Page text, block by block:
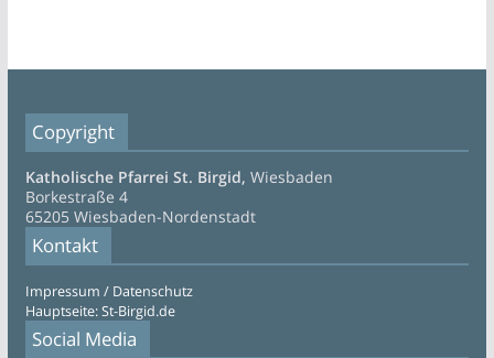
Copyright
Katholische Pfarrei St. Birgid, Wiesbaden
Borkestraße 4
65205 Wiesbaden-Nordenstadt
Kontakt
Impressum / Datenschutz
Hauptseite: St-Birgid.de
Social Media